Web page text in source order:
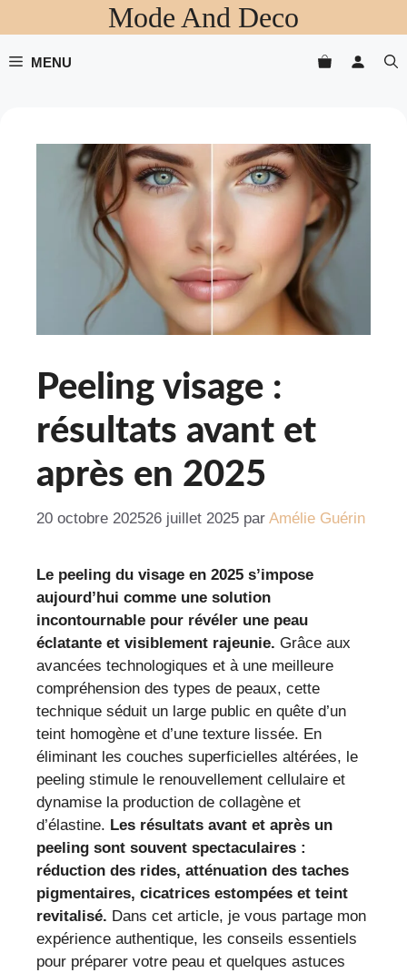
au
contenu
Mode And Deco
MENU
Peeling visage :
résultats avant et
après en 2025
20 octobre 202526 juillet 2025 par Amélie Guérin
Le peeling du visage en 2025 s’impose
aujourd’hui comme une solution
incontournable pour révéler une peau
éclatante et visiblement rajeunie. Grâce aux
avancées technologiques et à une meilleure
compréhension des types de peaux, cette
technique séduit un large public en quête d’un
teint homogène et d’une texture lissée. En
éliminant les couches superficielles altérées, le
peeling stimule le renouvellement cellulaire et
dynamise la production de collagène et
d’élastine. Les résultats avant et après un
peeling sont souvent spectaculaires :
réduction des rides, atténuation des taches
pigmentaires, cicatrices estompées et teint
revitalisé. Dans cet article, je vous partage mon
expérience authentique, les conseils essentiels
pour préparer votre peau et quelques astuces